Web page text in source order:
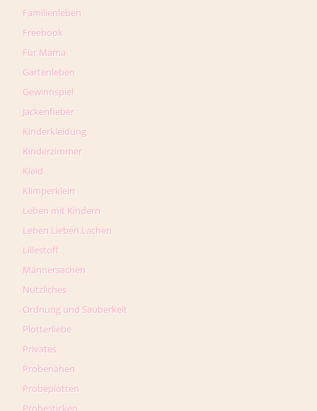
Familienleben
Freebook
Für Mama
Gartenleben
Gewinnspiel
Jackenfieber
Kinderkleidung
Kinderzimmer
Kleid
Klimperklein
Leben mit Kindern
Leben.Lieben.Lachen
Lillestoff
Männersachen
Nützliches
Ordnung und Sauberkeit
Plotterliebe
Privates
Probenähen
Probeplotten
Probesticken